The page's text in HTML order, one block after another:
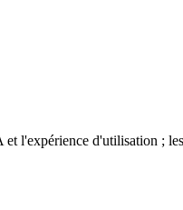
l'expérience d'utilisation ;